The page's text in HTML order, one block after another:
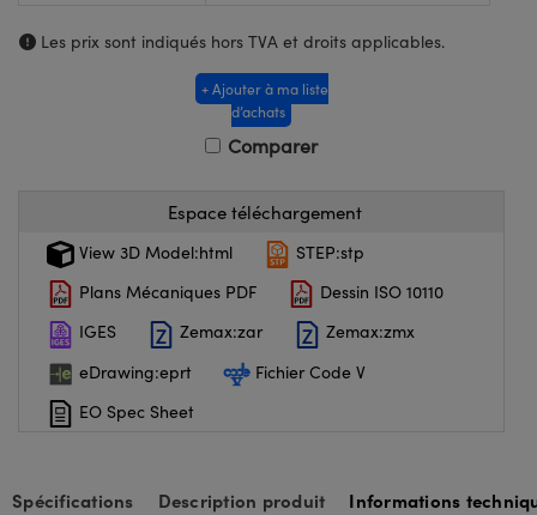
Les prix sont indiqués hors TVA et droits applicables.
+ Ajouter à ma liste
d’achats
Comparer
Espace téléchargement
View 3D Model:html
STEP:stp
Plans Mécaniques PDF
Dessin ISO 10110
IGES
Zemax:zar
Zemax:zmx
eDrawing:eprt
Fichier Code V
EO Spec Sheet
Spécifications Description produit Informations